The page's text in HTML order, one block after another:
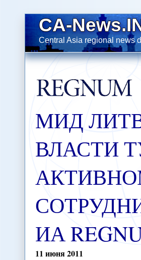
CA-
Central Asia regional news
МИД
ВЛАСТИ
ИА
11 июня2011